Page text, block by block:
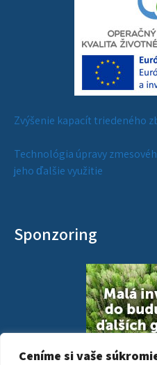
Ceníme si vaše
Zvýšenie kapacít triedeného
Technológia úpravy
jeho ďalšie využitie
Sponzoring